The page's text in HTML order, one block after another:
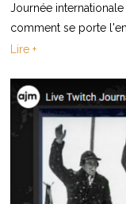
Journée
comment se porte
Lire +